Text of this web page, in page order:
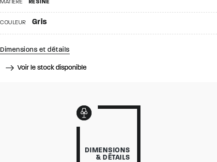
MATIÈRE RÉSINE
COULEUR Gris
Dimensions et détails
Voir le stock disponible
DIMENSIONS
& DÉTAILS